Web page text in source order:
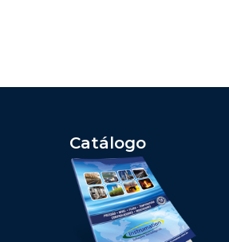
Catálogo